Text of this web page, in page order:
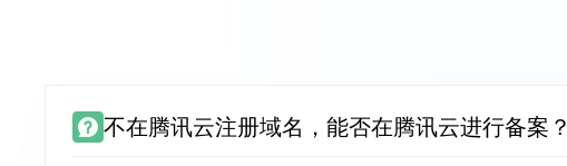
不在腾讯云注册域名，能否在腾讯云进行备案？